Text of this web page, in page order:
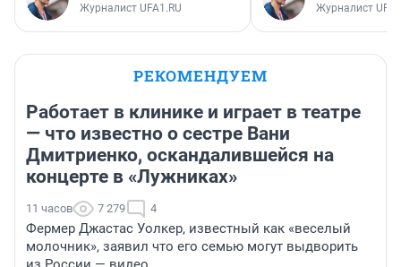
Журналист UFA1.RU Журналист
РЕКОМЕНДУЕМ
Работает в клинике и играет в театре
— что известно о сестре Вани
Дмитриенко, оскандалившейся на
концерте в «Лужниках»
11 часов 7 279 4
Фермер Джастас Уолкер, известный как «веселый
молочник», заявил что его семью могут выдворить